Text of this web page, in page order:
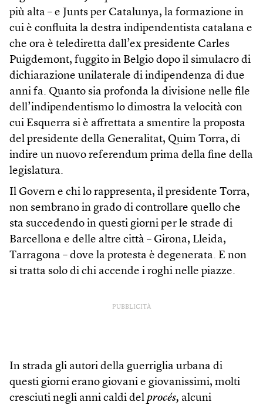
più alta – e Junts per Catalunya, la formazione in
cui è confluita la destra indipendentista catalana e
che ora è telediretta dall’ex presidente Carles
Puigdemont, fuggito in Belgio dopo il simulacro di
dichiarazione unilaterale di indipendenza di due
anni fa. Quanto sia profonda la divisione nelle file
dell’indipendentismo lo dimostra la velocità con
cui Esquerra si è affrettata a smentire la proposta
del presidente della Generalitat, Quim Torra, di
indire un nuovo referendum prima della fine della
legislatura.
Il Govern e chi lo rappresenta, il presidente Torra,
non sembrano in grado di controllare quello che
sta succedendo in questi giorni per le strade di
Barcellona e delle altre città – Girona, Lleida,
Tarragona – dove la protesta è degenerata. E non
si tratta solo di chi accende i roghi nelle piazze.
PUBBLICITÀ
In strada gli autori della guerriglia urbana di
questi giorni erano giovani e giovanissimi, molti
cresciuti negli anni caldi del procés, alcuni